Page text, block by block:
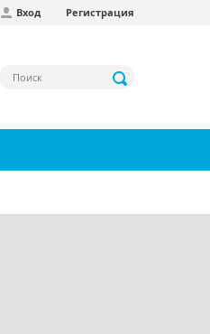
Вход Регистрация